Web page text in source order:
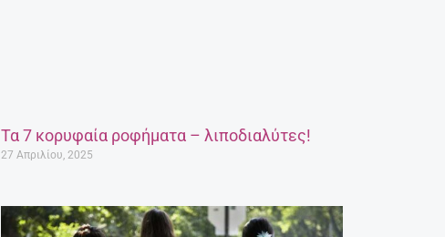
Τα 7 κορυφαία ροφήματα – λιποδιαλύτες!
27 Απριλίου, 2025